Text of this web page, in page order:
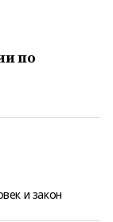
по
и закон